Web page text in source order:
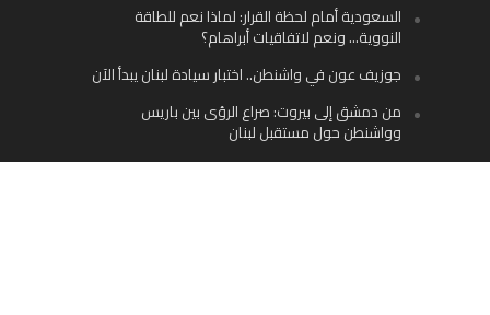
السعودية أمام لحظة القرار: لماذا نعم للطاقة
النووية… ونعم لاتفاقيات أبراهام؟
جوزيف عون في واشنطن.. اختبار سيادة لبنان يبدأ الآن
من دمشق إلى بيروت: صراع الرؤى بين باريس
وواشنطن حول مستقبل لبنان
اليسار اللبناني «اليقظ» وسيادة الدولة: لماذا يُعدّ نزع